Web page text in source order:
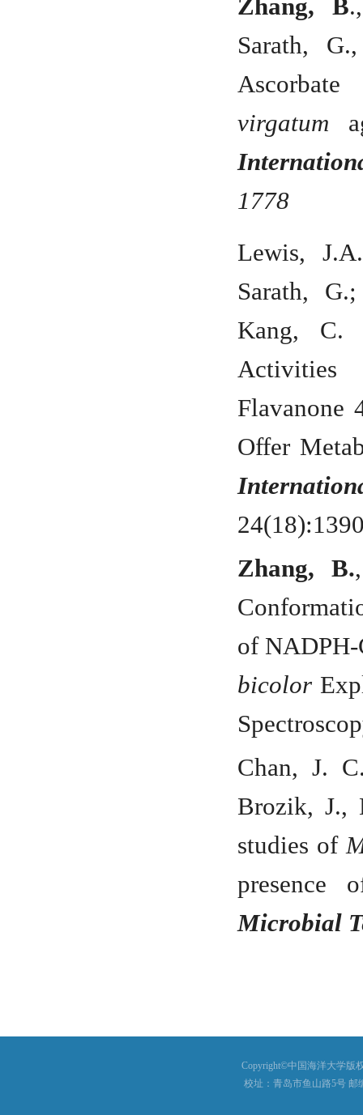
Zhang, B
Sarath,
virgatum
1778
Lewis,
Sarath,
Kang, C.
Activities
Flavanone
Offer
Zhang, B.
of NADPH-
bicolor
Chan, J.
Brozik, J.,
studies of
presence
Microbial
Copyright©中国海洋大学版
校址：青岛市鱼山路5号 邮